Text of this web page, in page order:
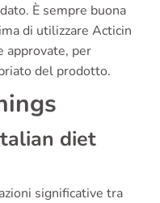
È sempre buona
di utilizzare Acticin
approvate, per
del prodotto.
diet
significative tra